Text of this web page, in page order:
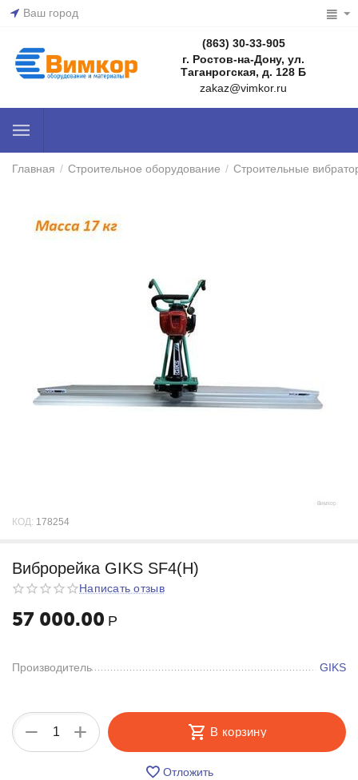
Ваш город
(863) 30-33-905
г. Ростов-на-Дону, ул.
Таганрогская, д. 128 Б
zakaz@vimkor.ru
Главная / Строительное оборудование / Строительные
КОД: 178254
Виброрейка GIKS SF4(H)
Написать отзыв
57 000.00 Р
Производитель GIKS
+
− В корзину
Отложить